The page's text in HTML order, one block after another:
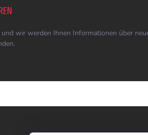
und wir werden Ihnen Informationen über